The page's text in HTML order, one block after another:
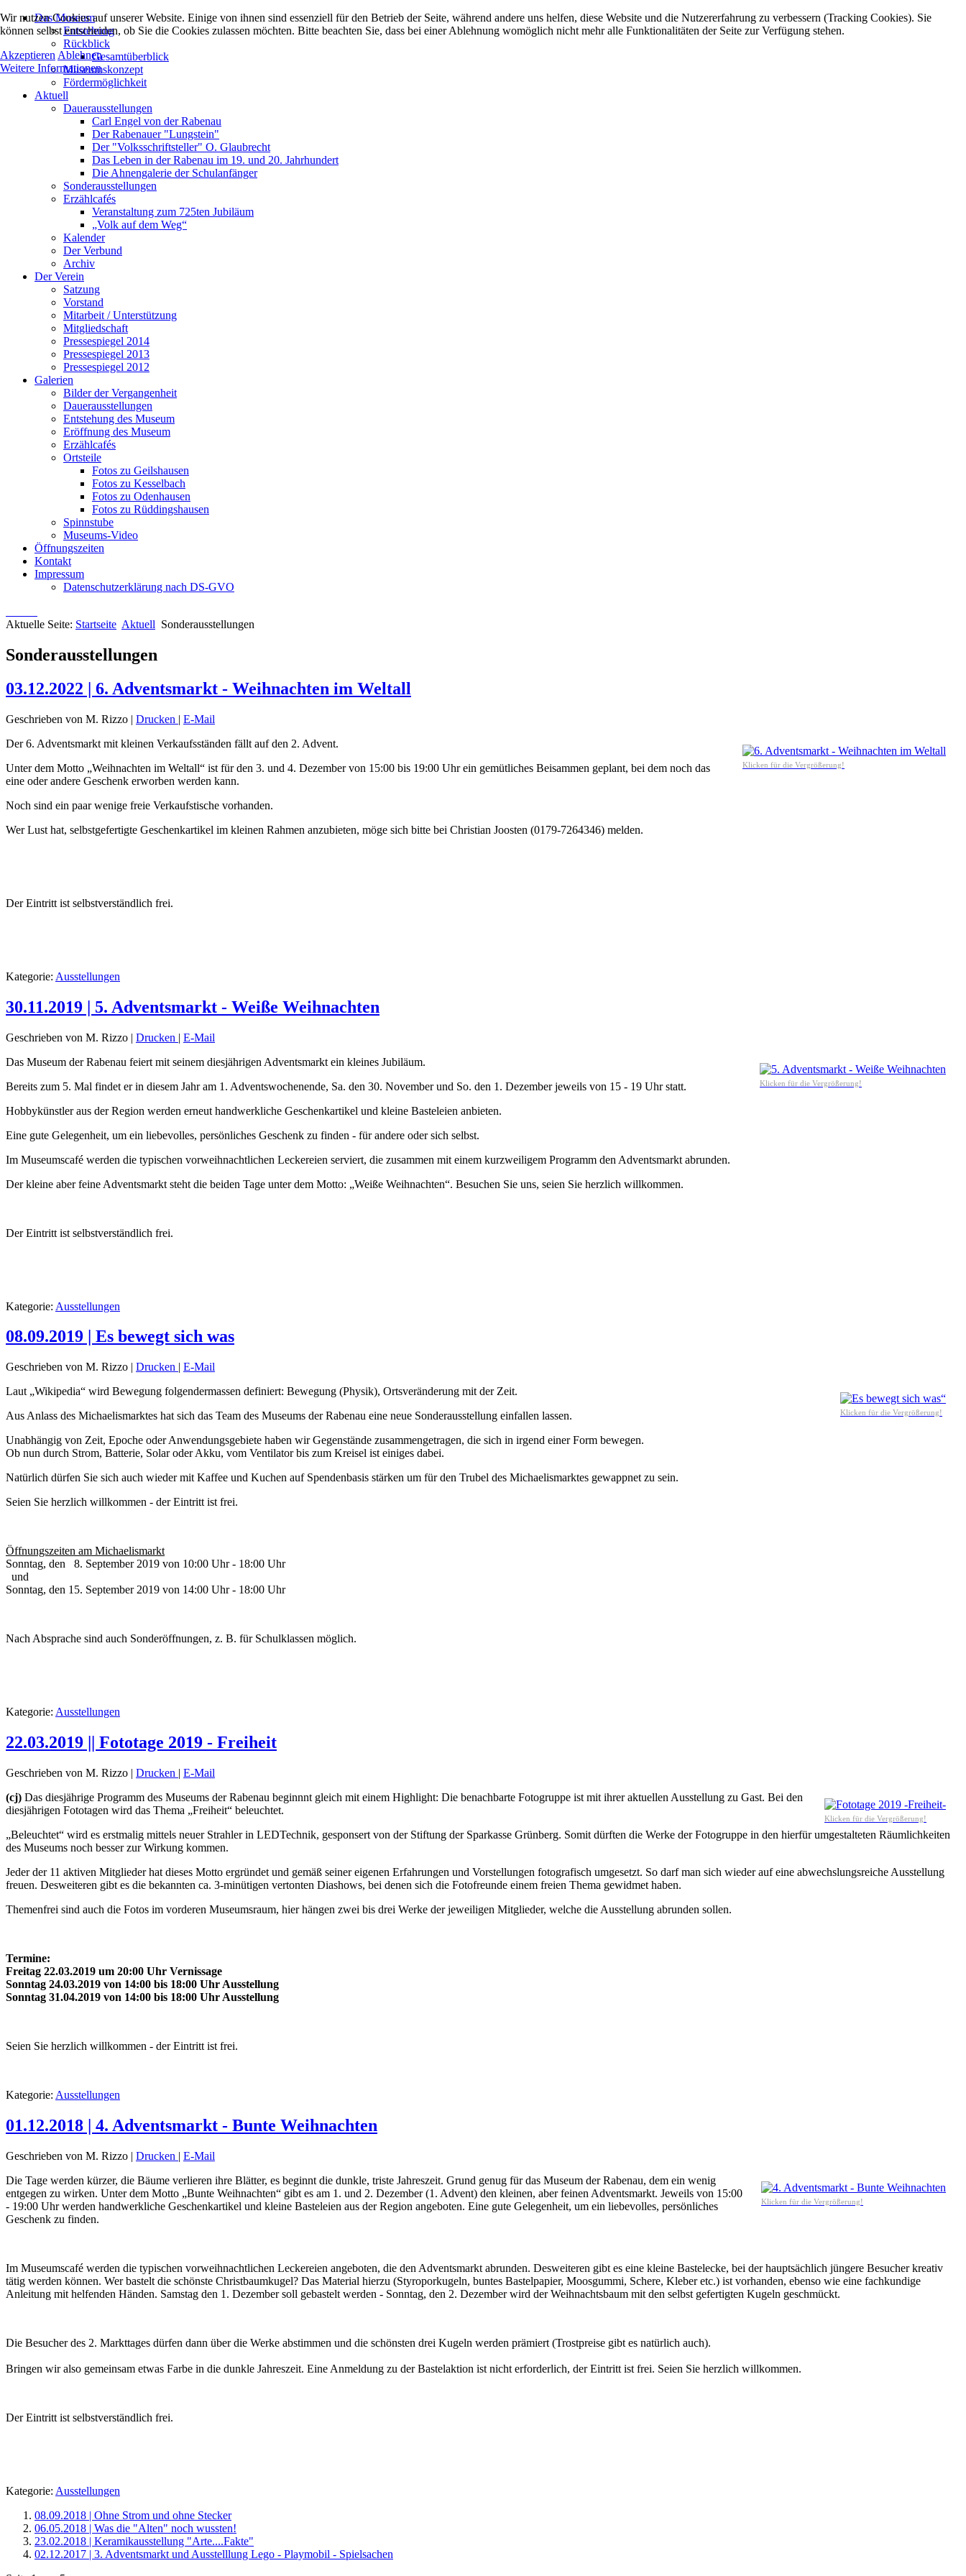
Das Museum
Entstehung
Rückblick
Gesamtüberblick
Museumskonzept
Fördermöglichkeit
Aktuell
Dauerausstellungen
Carl Engel von der Rabenau
Der Rabenauer "Lungstein"
Der "Volksschriftsteller" O. Glaubrecht
Das Leben in der Rabenau im 19. und 20. Jahrhundert
Die Ahnengalerie der Schulanfänger
Sonderausstellungen
Erzählcafés
Veranstaltung zum 725ten Jubiläum
„Volk auf dem Weg“
Kalender
Der Verbund
Archiv
Der Verein
Satzung
Vorstand
Mitarbeit / Unterstützung
Mitgliedschaft
Pressespiegel 2014
Pressespiegel 2013
Pressespiegel 2012
Galerien
Bilder der Vergangenheit
Dauerausstellungen
Entstehung des Museum
Eröffnung des Museum
Erzählcafés
Ortsteile
Fotos zu Geilshausen
Fotos zu Kesselbach
Fotos zu Odenhausen
Fotos zu Rüddingshausen
Spinnstube
Museums-Video
Öffnungszeiten
Kontakt
Impressum
Datenschutzerklärung nach DS-GVO
Aktuelle Seite: Startseite Aktuell Sonderausstellungen
Sonderausstellungen
03.12.2022 | 6. Adventsmarkt - Weihnachten im Weltall
Geschrieben von M. Rizzo | Drucken | E-Mail
Klicken für die Vergrößerung!
Der 6. Adventsmarkt mit kleinen Verkaufsständen fällt auf den 2. Advent.
Unter dem Motto „Weihnachten im Weltall“ ist für den 3. und 4. Dezember von 15:00 bis 19:00 Uhr ein gemütliches Beisammen geplant, bei dem noch das
eine oder andere Geschenk erworben werden kann.
Noch sind ein paar wenige freie Verkaufstische vorhanden.
Wer Lust hat, selbstgefertigte Geschenkartikel im kleinen Rahmen anzubieten, möge sich bitte bei Christian Joosten (0179-7264346) melden.
Der Eintritt ist selbstverständlich frei.
Kategorie: Ausstellungen
30.11.2019 | 5. Adventsmarkt - Weiße Weihnachten
Geschrieben von M. Rizzo | Drucken | E-Mail
Klicken für die Vergrößerung!
Das Museum der Rabenau feiert mit seinem diesjährigen Adventsmarkt ein kleines Jubiläum.
Bereits zum 5. Mal findet er in diesem Jahr am 1. Adventswochenende, Sa. den 30. November und So. den 1. Dezember jeweils von 15 - 19 Uhr statt.
Hobbykünstler aus der Region werden erneut handwerkliche Geschenkartikel und kleine Basteleien anbieten.
Eine gute Gelegenheit, um ein liebevolles, persönliches Geschenk zu finden - für andere oder sich selbst.
Im Museumscafé werden die typischen vorweihnachtlichen Leckereien serviert, die zusammen mit einem kurzweiligem Programm den Adventsmarkt abrunden.
Der kleine aber feine Adventsmarkt steht die beiden Tage unter dem Motto: „Weiße Weihnachten“. Besuchen Sie uns, seien Sie herzlich willkommen.
Der Eintritt ist selbstverständlich frei.
Kategorie: Ausstellungen
08.09.2019 | Es bewegt sich was
Geschrieben von M. Rizzo | Drucken | E-Mail
Klicken für die Vergrößerung!
Laut „Wikipedia“ wird Bewegung folgendermassen definiert: Bewegung (Physik), Ortsveränderung mit der Zeit.
Aus Anlass des Michaelismarktes hat sich das Team des Museums der Rabenau eine neue Sonderausstellung einfallen lassen.
Unabhängig von Zeit, Epoche oder Anwendungsgebiete haben wir Gegenstände zusammengetragen, die sich in irgend einer Form bewegen.
Ob nun durch Strom, Batterie, Solar oder Akku, vom Ventilator bis zum Kreisel ist einiges dabei.
Natürlich dürfen Sie sich auch wieder mit Kaffee und Kuchen auf Spendenbasis stärken um für den Trubel des Michaelismarktes gewappnet zu sein.
Seien Sie herzlich willkommen - der Eintritt ist frei.
Öffnungszeiten am Michaelismarkt
Sonntag, den 8. September 2019 von 10:00 Uhr - 18:00 Uhr
und
Sonntag, den 15. September 2019 von 14:00 Uhr - 18:00 Uhr
Nach Absprache sind auch Sonderöffnungen, z. B. für Schulklassen möglich.
Kategorie: Ausstellungen
22.03.2019 || Fototage 2019 - Freiheit
Geschrieben von M. Rizzo | Drucken | E-Mail
Klicken für die Vergrößerung!
(cj) Das diesjährige Programm des Museums der Rabenau beginnnt gleich mit einem Highlight: Die benachbarte Fotogruppe ist mit ihrer aktuellen Ausstellung zu Gast. Bei den
diesjährigen Fototagen wird das Thema „Freiheit“ beleuchtet.
„Beleuchtet“ wird es erstmalig mittels neuer Strahler in LEDTechnik, gesponsert von der Stiftung der Sparkasse Grünberg. Somit dürften die Werke der Fotogruppe in den hierfür umgestalteten Räumlichkeiten
des Museums noch besser zur Wirkung kommen.
Jeder der 11 aktiven Mitglieder hat dieses Motto ergründet und gemäß seiner eigenen Erfahrungen und Vorstellungen fotografisch umgesetzt. So darf man sich wieder auf eine abwechslungsreiche Ausstellung
freuen. Desweiteren gibt es die bekannten ca. 3-minütigen vertonten Diashows, bei denen sich die Fotofreunde einem freien Thema gewidmet haben.
Themenfrei sind auch die Fotos im vorderen Museumsraum, hier hängen zwei bis drei Werke der jeweiligen Mitglieder, welche die Ausstellung abrunden sollen.
Termine:
Freitag 22.03.2019 um 20:00 Uhr Vernissage
Sonntag 24.03.2019 von 14:00 bis 18:00 Uhr Ausstellung
Sonntag 31.04.2019 von 14:00 bis 18:00 Uhr Ausstellung
Seien Sie herzlich willkommen - der Eintritt ist frei.
Kategorie: Ausstellungen
01.12.2018 | 4. Adventsmarkt - Bunte Weihnachten
Geschrieben von M. Rizzo | Drucken | E-Mail
Klicken für die Vergrößerung!
Die Tage werden kürzer, die Bäume verlieren ihre Blätter, es beginnt die dunkle, triste Jahreszeit. Grund genug für das Museum der Rabenau, dem ein wenig
entgegen zu wirken. Unter dem Motto „Bunte Weihnachten“ gibt es am 1. und 2. Dezember (1. Advent) den kleinen, aber feinen Adventsmarkt. Jeweils von 15:00
- 19:00 Uhr werden handwerkliche Geschenkartikel und kleine Basteleien aus der Region angeboten. Eine gute Gelegenheit, um ein liebevolles, persönliches
Geschenk zu finden.
Im Museumscafé werden die typischen vorweihnachtlichen Leckereien angeboten, die den Adventsmarkt abrunden. Desweiteren gibt es eine kleine Bastelecke, bei der hauptsächlich jüngere Besucher kreativ
tätig werden können. Wer bastelt die schönste Christbaumkugel? Das Material hierzu (Styroporkugeln, buntes Bastelpapier, Moosgummi, Schere, Kleber etc.) ist vorhanden, ebenso wie eine fachkundige
Anleitung mit helfenden Händen. Samstag den 1. Dezember soll gebastelt werden - Sonntag, den 2. Dezember wird der Weihnachtsbaum mit den selbst gefertigten Kugeln geschmückt.
Die Besucher des 2. Markttages dürfen dann über die Werke abstimmen und die schönsten drei Kugeln werden prämiert (Trostpreise gibt es natürlich auch).
Bringen wir also gemeinsam etwas Farbe in die dunkle Jahreszeit. Eine Anmeldung zu der Bastelaktion ist nicht erforderlich, der Eintritt ist frei. Seien Sie herzlich willkommen.
Der Eintritt ist selbstverständlich frei.
Kategorie: Ausstellungen
08.09.2018 | Ohne Strom und ohne Stecker
06.05.2018 | Was die "Alten" noch wussten!
23.02.2018 | Keramikausstellung "Arte....Fakte"
02.12.2017 | 3. Adventsmarkt und Ausstelllung Lego - Playmobil - Spielsachen
Wir nutzen Cookies auf unserer Website. Einige von ihnen sind essenziell für den Betrieb der Seite, während andere uns helfen, diese Website und die Nutzererfahrung zu verbessern (Tracking Cookies). Sie
können selbst entscheiden, ob Sie die Cookies zulassen möchten. Bitte beachten Sie, dass bei einer Ablehnung womöglich nicht mehr alle Funktionalitäten der Seite zur Verfügung stehen.
Akzeptieren Ablehnen
Weitere Informationen